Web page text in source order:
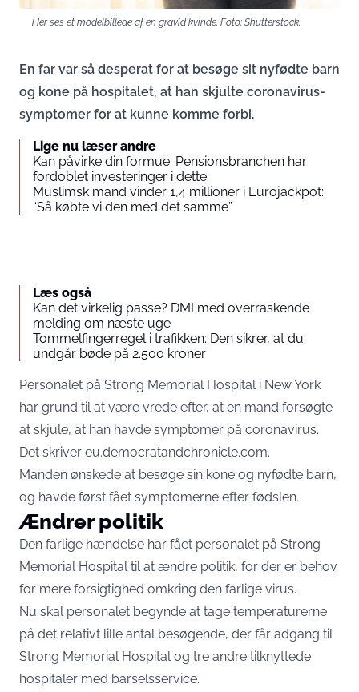
Her ses et modelbillede af en gravid kvinde. Foto: Shutterstock.
En far var så desperat for at besøge sit nyfødte barn
og kone på hospitalet, at han skjulte coronavirus-
symptomer for at kunne komme forbi.
Lige nu læser andre
Kan påvirke din formue: Pensionsbranchen har
fordoblet investeringer i dette
Muslimsk mand vinder 1,4 millioner i Eurojackpot:
“Så købte vi den med det samme”
Læs også
Kan det virkelig passe? DMI med overraskende
melding om næste uge
Tommelfingerregel i trafikken: Den sikrer, at du
undgår bøde på 2.500 kroner
Personalet på Strong Memorial Hospital i New York
har grund til at være vrede efter, at en mand forsøgte
at skjule, at han havde symptomer på coronavirus.
Det skriver eu.democratandchronicle.com.
Manden ønskede at besøge sin kone og nyfødte barn,
og havde først fået symptomerne efter fødslen.
Ændrer politik
Den farlige hændelse har fået personalet på Strong
Memorial Hospital til at ændre politik, for der er behov
for mere forsigtighed omkring den farlige virus.
Nu skal personalet begynde at tage temperaturerne
på det relativt lille antal besøgende, der får adgang til
Strong Memorial Hospital og tre andre tilknyttede
hospitaler med barselsservice.